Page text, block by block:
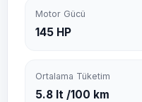
Motor Gücü
145 HP
Ortalama Tüketim
5.8 lt /100 km